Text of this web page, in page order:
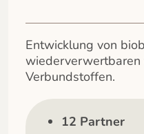
Entwicklung von
wiederverwertbaren
Verbundstoffen.
12 Partner